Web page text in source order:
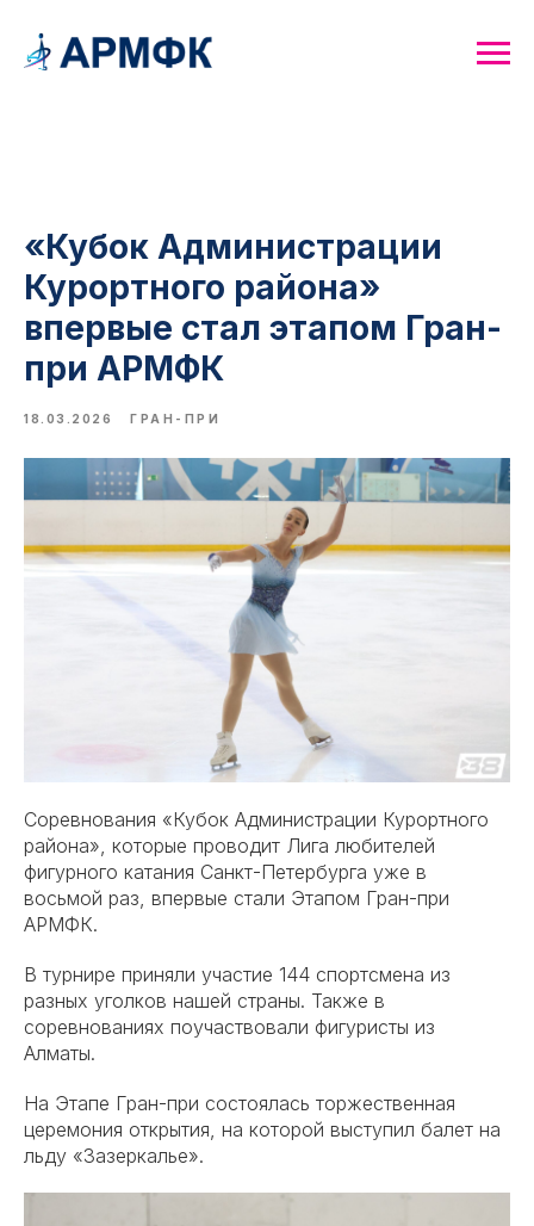
«Кубок Администрации
Курортного района»
впервые стал этапом Гран-
при АРМФК
18.03.2026 ГРАН-ПРИ
Соревнования «Кубок Администрации Курортного
района», которые проводит Лига любителей
фигурного катания Санкт-Петербурга уже в
восьмой раз, впервые стали Этапом Гран-при
АРМФК.
В турнире приняли участие 144 спортсмена из
разных уголков нашей страны. Также в
соревнованиях поучаствовали фигуристы из
Алматы.
На Этапе Гран-при состоялась торжественная
церемония открытия, на которой выступил балет на
льду «Зазеркалье».